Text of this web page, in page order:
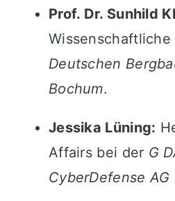
Prof. Dr. Sunhild
Deutschen
Bochum.
Jessika Lüning:
Affairs bei der G
CyberDefense AG